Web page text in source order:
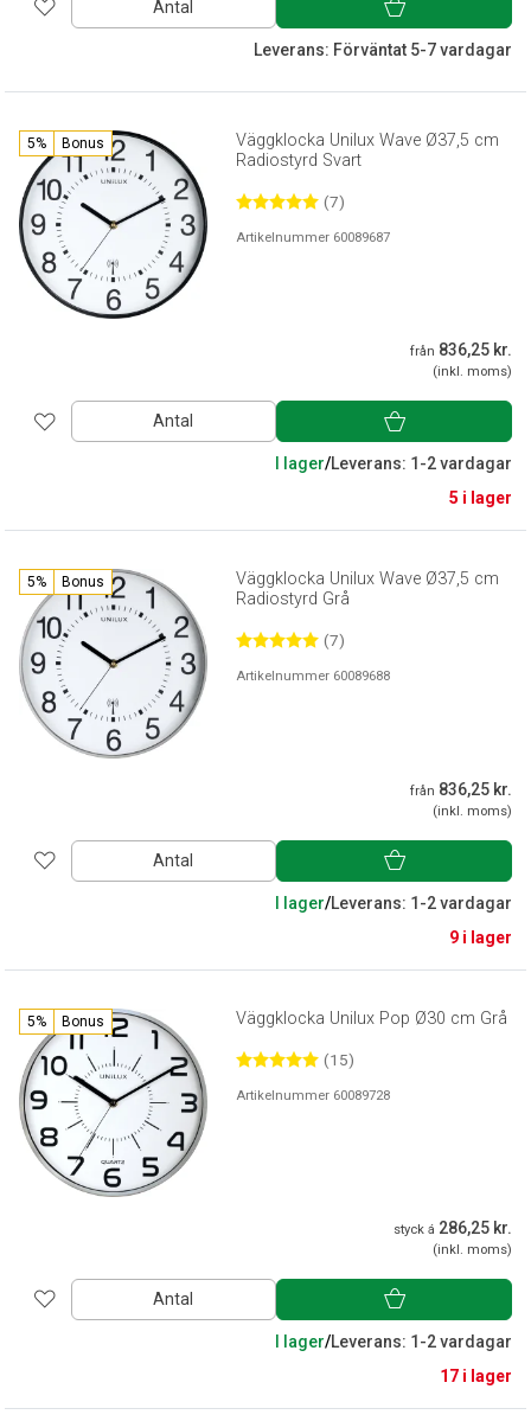
Antal
Leverans: Förväntat 5-7 vardagar
5% Bonus
Väggklocka Unilux Wave Ø37,5 cm
Radiostyrd Svart
(7)
Artikelnummer 60089687
från 836,25 kr.
(inkl. moms)
Antal
I lager/Leverans: 1-2 vardagar
5 i lager
5% Bonus
Väggklocka Unilux Wave Ø37,5 cm
Radiostyrd Grå
(7)
Artikelnummer 60089688
från 836,25 kr.
(inkl. moms)
Antal
I lager/Leverans: 1-2 vardagar
9 i lager
5% Bonus Väggklocka Unilux Pop Ø30 cm Grå
(15)
Artikelnummer 60089728
styck á 286,25 kr.
(inkl. moms)
Antal
I lager/Leverans: 1-2 vardagar
17 i lager